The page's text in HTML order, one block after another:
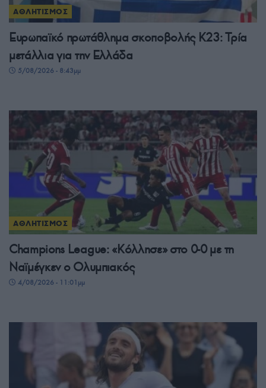
ΑΘΛΗΤΙΣΜΟΣ
Ευρωπαϊκό πρωτάθλημα σκοποβολής Κ23: Τρία
μετάλλια για την Ελλάδα
5/08/2026 - 8:43μμ
ΑΘΛΗΤΙΣΜΟΣ
Champions League: «Κόλλησε» στο 0-0 με τη
Ναϊμέγκεν ο Ολυμπιακός
4/08/2026 - 11:01μμ